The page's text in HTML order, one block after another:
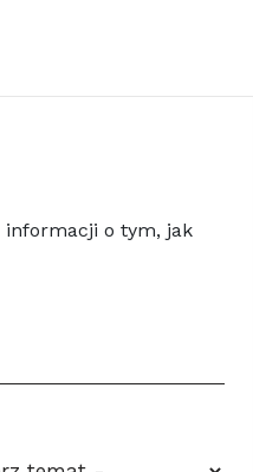
informacji o tym, jak